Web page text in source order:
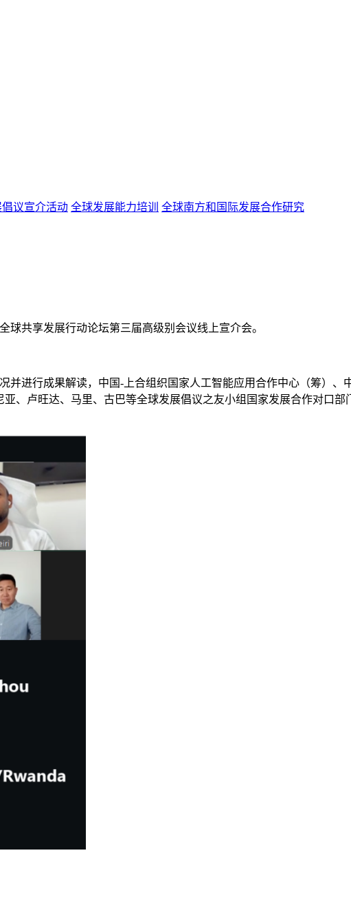
议宣介活动 全球发展能力培训
全球南方和国际发展合作研究
球共享发展行动论坛第三届高级别会议线上宣介会。
并进行成果解读，中国-上合组织国家人工智能应用合作中心（筹）、
、卢旺达、马里、古巴等全球发展倡议之友小组国家发展合作对口部